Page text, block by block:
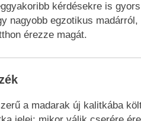
kérdésekre is
nagyobb egzotikus
érezze magát.
a madarak új kalitkába